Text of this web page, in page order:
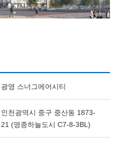
광영 스너그에어시티
인천광역시 중구 중산동 1873-
21 (영종하늘도시 C7-8-3BL)